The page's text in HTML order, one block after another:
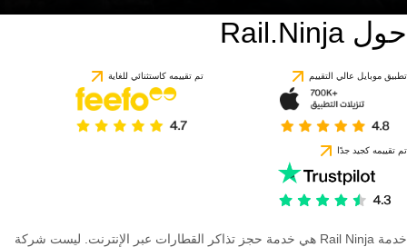
حول Rail.Ninja
تطبيق موبايل عالي التقييم تم تقييمه كاستثنائي للغاية
تم تقييمه كجيد جدًا
خدمة Rail Ninja هي خدمة حجز تذاكر القطارات عبر الإنترنت. ليست شركة